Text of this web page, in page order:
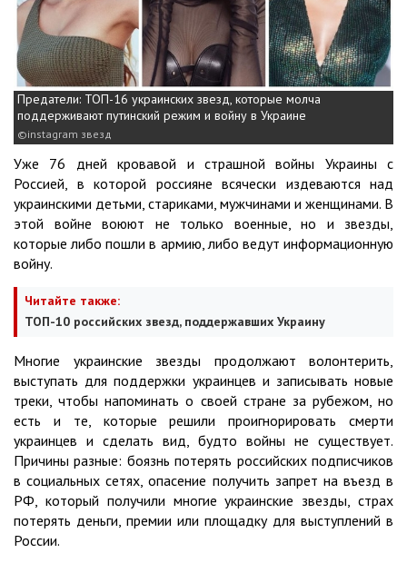
Предатели: ТОП-16 украинских звезд, которые молча
поддерживают путинский режим и войну в Украине
instagram звезд
Уже 76 дней кровавой и страшной войны Украины с
Россией, в которой россияне всячески издеваются над
украинскими детьми, стариками, мужчинами и женщинами. В
этой войне воюют не только военные, но и звезды,
которые либо пошли в армию, либо ведут информационную
войну.
Читайте также:
ТОП-10 российских звезд, поддержавших Украину
Многие украинские звезды продолжают волонтерить,
выступать для поддержки украинцев и записывать новые
треки, чтобы напоминать о своей стране за рубежом, но
есть и те, которые решили проигнорировать смерти
украинцев и сделать вид, будто войны не существует.
Причины разные: боязнь потерять российских подписчиков
в социальных сетях, опасение получить запрет на въезд в
РФ, который получили многие украинские звезды, страх
потерять деньги, премии или площадку для выступлений в
России.